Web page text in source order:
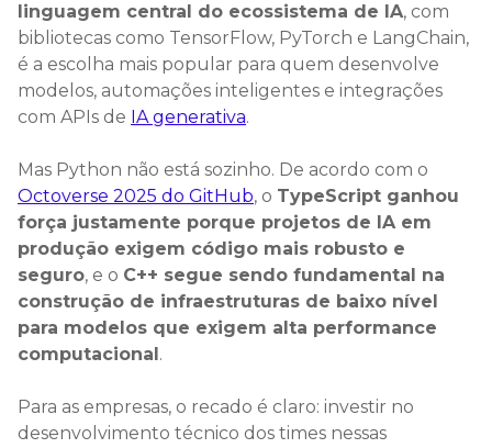
linguagem central do ecossistema de IA, com
bibliotecas como TensorFlow, PyTorch e LangChain,
é a escolha mais popular para quem desenvolve
modelos, automações inteligentes e integrações
com APIs de IA generativa.
Mas Python não está sozinho. De acordo com o
Octoverse 2025 do GitHub, o TypeScript ganhou
força justamente porque projetos de IA em
produção exigem código mais robusto e
seguro, e o C++ segue sendo fundamental na
construção de infraestruturas de baixo nível
para modelos que exigem alta performance
computacional .
Para as empresas, o recado é claro: investir no
desenvolvimento técnico dos times nessas